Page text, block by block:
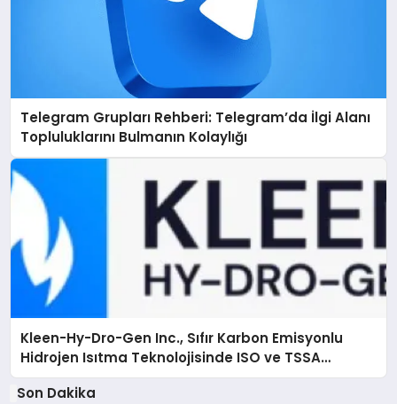
Telegram Grupları Rehberi: Telegram’da İlgi Alanı
Topluluklarını Bulmanın Kolaylığı
Kleen-Hy-Dro-Gen Inc., Sıfır Karbon Emisyonlu
Hidrojen Isıtma Teknolojisinde ISO ve TSSA
Düzenleyici Onaylarını Aldı
Son Dakika